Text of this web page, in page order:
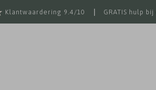
Klantwaardering 9.4/10 GRATIS hulp